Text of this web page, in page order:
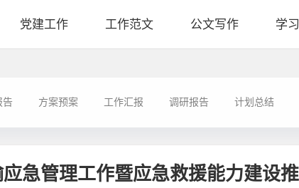
党建工作 工作范文 公文写作 学
告 方案预案 工作汇报 调研报告 计划总结
急管理工作暨应急救援能力建设